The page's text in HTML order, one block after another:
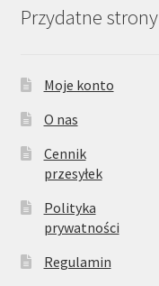
Przydatne strony
Moje konto
O nas
Cennik
przesyłek
Polityka
prywatności
Regulamin